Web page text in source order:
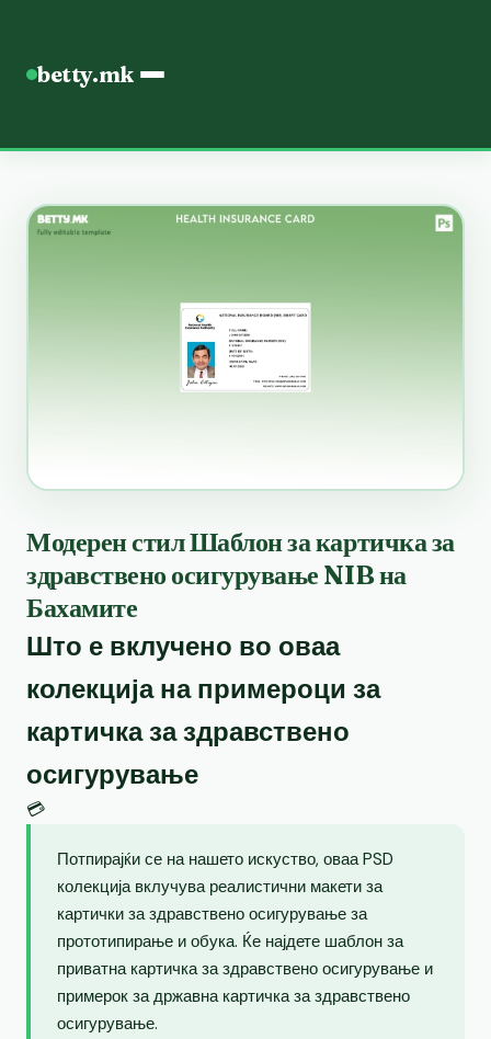
betty.mk
Модерен стил Шаблон за картичка за
здравствено осигурување NIB на
Бахамите
Што е вклучено во оваа
колекција на примероци за
картичка за здравствено
осигурување
💳
Потпирајќи се на нашето искуство, оваа PSD
колекција вклучува реалистични макети за
картички за здравствено осигурување за
прототипирање и обука. Ќе најдете шаблон за
приватна картичка за здравствено осигурување и
примерок за државна картичка за здравствено
осигурување.